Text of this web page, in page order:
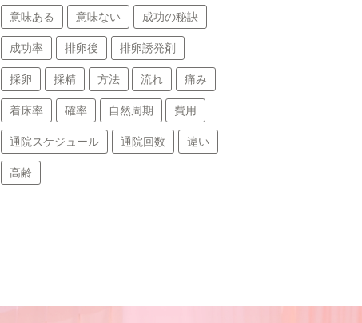
意味ある 意味ない 成功の秘訣
成功率 排卵後 排卵誘発剤
採卵 採精 方法 流れ 痛み
着床率 確率 自然周期 費用
通院スケジュール 通院回数 違い
高齢